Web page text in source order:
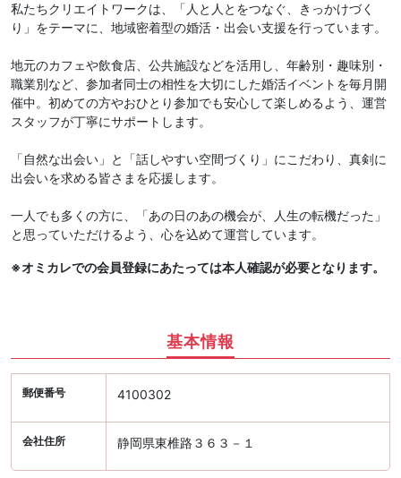
私たちクリエイトワークは、「人と人とをつなぐ、きっかけづく
り」をテーマに、地域密着型の婚活・出会い支援を行っています。
地元のカフェや飲食店、公共施設などを活用し、年齢別・趣味別・
職業別など、参加者同士の相性を大切にした婚活イベントを毎月開
催中。初めての方やおひとり参加でも安心して楽しめるよう、運営
スタッフが丁寧にサポートします。
「自然な出会い」と「話しやすい空間づくり」にこだわり、真剣に
出会いを求める皆さまを応援します。
一人でも多くの方に、「あの日のあの機会が、人生の転機だった」
と思っていただけるよう、心を込めて運営しています。
※オミカレでの会員登録にあたっては本人確認が必要となります。
基本情報
郵便番号 4100302
会社住所 静岡県東椎路３６３－１